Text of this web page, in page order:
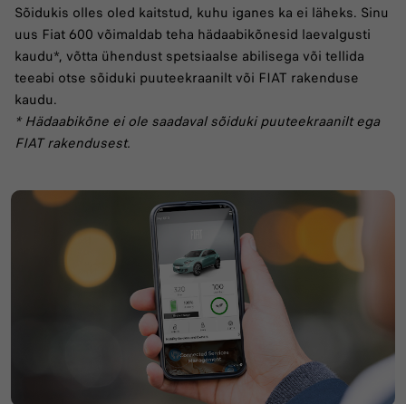
Sõidukis olles oled kaitstud, kuhu iganes ka ei läheks. Sinu
uus Fiat 600 võimaldab teha hädaabikõnesid laevalgusti
kaudu*, võtta ühendust spetsiaalse abilisega või tellida
teeabi otse sõiduki puuteekraanilt või FIAT rakenduse
kaudu.
* Hädaabikõne ei ole saadaval sõiduki puuteekraanilt ega
FIAT rakendusest.